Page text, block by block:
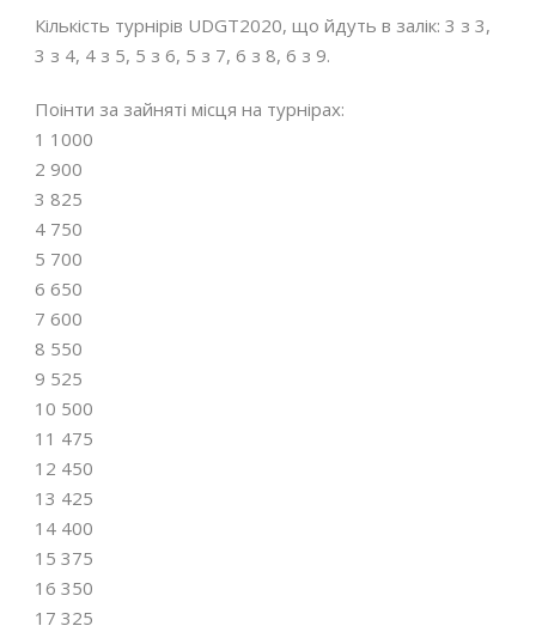
Кількість турнірів UDGT2020, що йдуть в залік: 3 з 3,
3 з 4, 4 з 5, 5 з 6, 5 з 7, 6 з 8, 6 з 9.
Поінти за зайняті місця на турнірах:
1 1000
2 900
3 825
4 750
5 700
6 650
7 600
8 550
9 525
10 500
11 475
12 450
13 425
14 400
15 375
16 350
17 325